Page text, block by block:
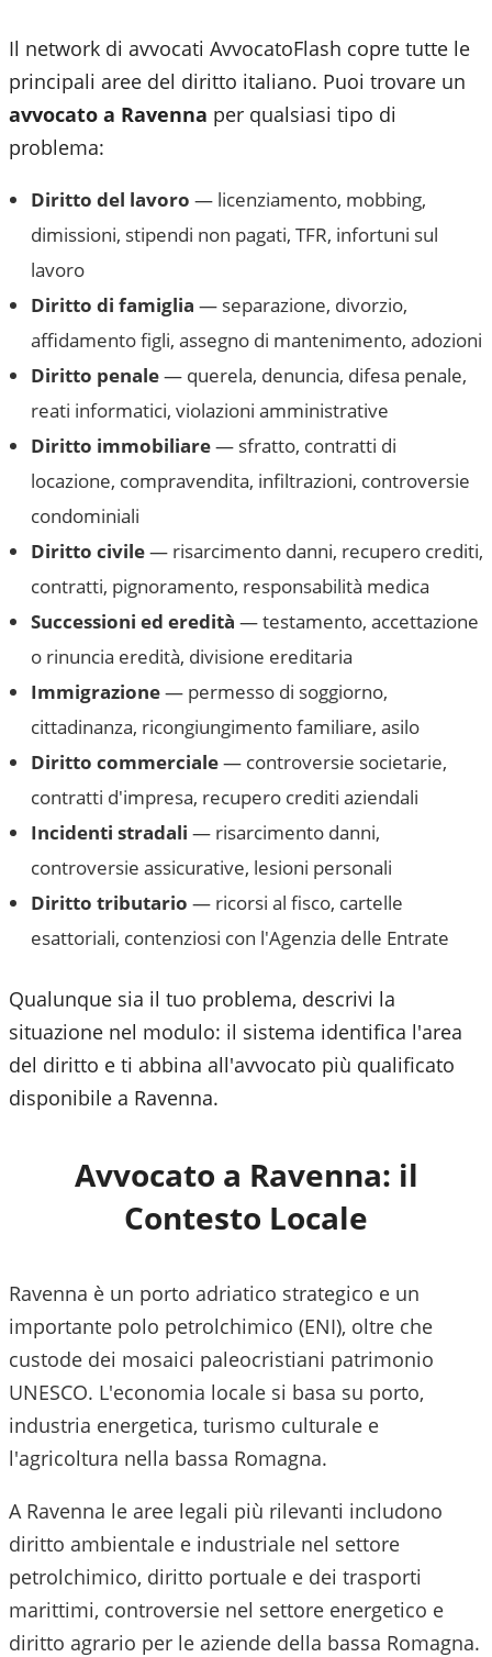
Il network di avvocati AvvocatoFlash copre tutte le
principali aree del diritto italiano. Puoi trovare un
avvocato a Ravenna per qualsiasi tipo di
problema:
Diritto del lavoro — licenziamento, mobbing,
dimissioni, stipendi non pagati, TFR, infortuni sul
lavoro
Diritto di famiglia — separazione, divorzio,
affidamento figli, assegno di mantenimento, adozioni
Diritto penale— querela, denuncia, difesa penale,
reati informatici, violazioni amministrative
Diritto immobiliare— sfratto, contratti di
locazione, compravendita, infiltrazioni, controversie
condominiali
Diritto civile— risarcimento danni, recupero crediti,
contratti, pignoramento, responsabilità medica
Successioni ed eredità — testamento, accettazione
o rinuncia eredità, divisione ereditaria
Immigrazione— permesso di soggiorno,
cittadinanza, ricongiungimento familiare, asilo
Diritto commerciale— controversie societarie,
contratti d'impresa, recupero crediti aziendali
Incidenti stradali — risarcimento danni,
controversie assicurative, lesioni personali
Diritto tributario — ricorsi al fisco, cartelle
esattoriali, contenziosi con l'Agenzia delle Entrate
Qualunque sia il tuo problema, descrivi la
situazione nel modulo: il sistema identifica l'area
del diritto e ti abbina all'avvocato più qualificato
disponibile a Ravenna.
Avvocato a Ravenna: il
Contesto Locale
Ravenna è un porto adriatico strategico e un
importante polo petrolchimico (ENI), oltre che
custode dei mosaici paleocristiani patrimonio
UNESCO. L'economia locale si basa su porto,
industria energetica, turismo culturale e
l'agricoltura nella bassa Romagna.
A Ravenna le aree legali più rilevanti includono
diritto ambientale e industriale nel settore
petrolchimico, diritto portuale e dei trasporti
marittimi, controversie nel settore energetico e
diritto agrario per le aziende della bassa Romagna.